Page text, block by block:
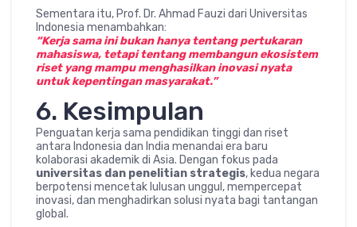
Sementara itu, Prof. Dr. Ahmad Fauzi dari Universitas
Indonesia menambahkan:
“Kerja sama ini bukan hanya tentang pertukaran
mahasiswa, tetapi tentang membangun ekosistem
riset yang mampu menghasilkan inovasi nyata
untuk kepentingan masyarakat.”
6. Kesimpulan
Penguatan kerja sama pendidikan tinggi dan riset
antara Indonesia dan India menandai era baru
kolaborasi akademik di Asia. Dengan fokus pada
universitas dan penelitian strategis, kedua negara
berpotensi mencetak lulusan unggul, mempercepat
inovasi, dan menghadirkan solusi nyata bagi tantangan
global.